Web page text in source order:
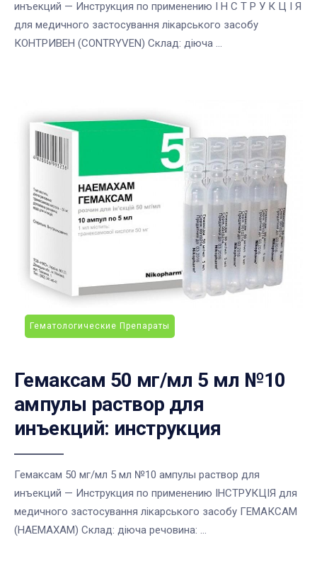
инъекций — Инструкция по применению І Н С Т Р У К Ц І Я
для медичного застосування лікарського засобу
КОНТРИВЕН (CONTRYVEN) Cклад: діюча ...
Гематологические Препараты
Гемаксам 50 мг/мл 5 мл №10
ампулы раствор для
инъекций: инструкция
Гемаксам 50 мг/мл 5 мл №10 ампулы раствор для
инъекций — Инструкция по применению ІНСТРУКЦІЯ для
медичного застосування лікарського засобу ГЕМАКСАМ
(HAEMAXAM) Склад: діюча речовина: ...